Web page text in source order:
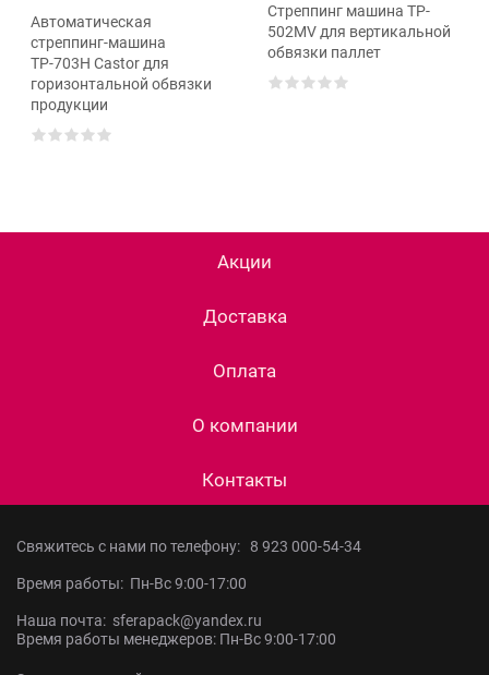
Автоматическая
стреппинг-машина
ТР-703Н Castor для
горизонтальной обвязки
продукции
Cтреппинг машина TP-
502MV для вертикальной
обвязки паллет
Акции
Доставка
Оплата
О компании
Контакты
Свяжитесь с нами по телефону: 8 923 000-54-34
Время работы: Пн-Вс 9:00-17:00
Наша почта: sferapack@yandex.ru
Время работы менеджеров: Пн-Вс 9:00-17:00